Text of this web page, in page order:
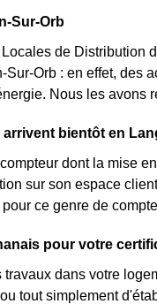
Sur-Orb
de Distribution
Orb : en effet, des
Nous les avons
bientôt en
dont la mise
sur son espace
ce genre de
pour votre
dans votre
tout simplement